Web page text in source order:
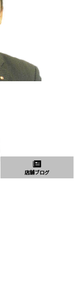
店舗ブログ